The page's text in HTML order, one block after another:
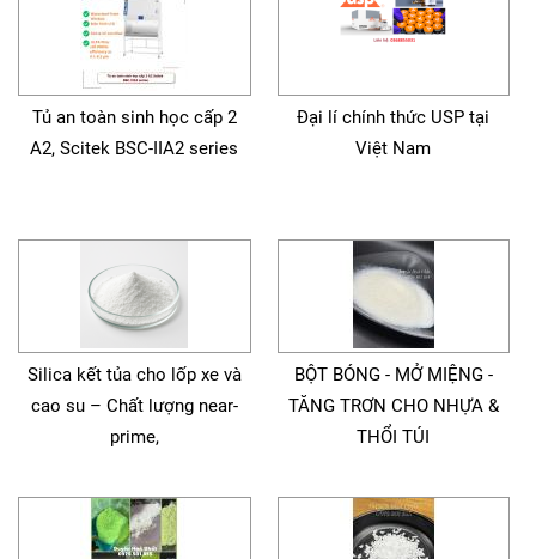
Tủ an toàn sinh học cấp 2
A2, Scitek BSC-IIA2 series
Đại lí chính thức USP tại
Việt Nam
Silica kết tủa cho lốp xe và
cao su – Chất lượng near-
prime,
BỘT BÓNG - MỞ MIỆNG -
TĂNG TRƠN CHO NHỰA &
THỔI TÚI